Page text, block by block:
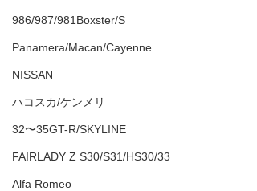
986/987/981Boxster/S
Panamera/Macan/Cayenne
NISSAN
ハコスカ/ケンメリ
32〜35GT-R/SKYLINE
FAIRLADY Z S30/S31/HS30/33
Alfa Romeo